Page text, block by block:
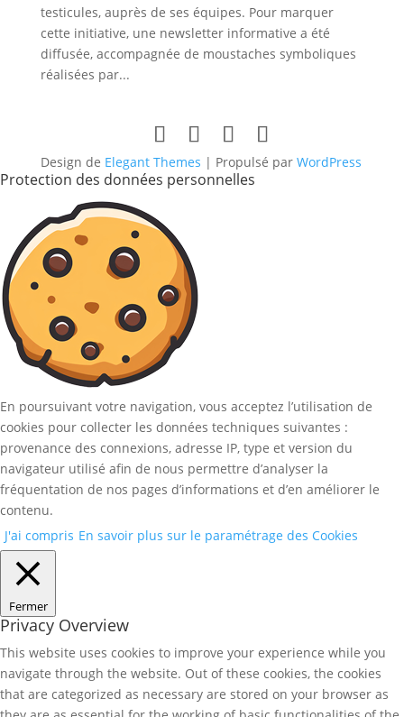
testicules, auprès de ses équipes. Pour marquer
cette initiative, une newsletter informative a été
diffusée, accompagnée de moustaches symboliques
réalisées par...
Design de Elegant Themes | Propulsé par WordPress
Protection des données personnelles
En poursuivant votre navigation, vous acceptez l’utilisation de
cookies pour collecter les données techniques suivantes :
provenance des connexions, adresse IP, type et version du
navigateur utilisé afin de nous permettre d’analyser la
fréquentation de nos pages d’informations et d’en améliorer le
contenu.
J'ai compris En savoir plus sur le paramétrage des Cookies
Fermer
Privacy Overview
This website uses cookies to improve your experience while you
navigate through the website. Out of these cookies, the cookies
that are categorized as necessary are stored on your browser as